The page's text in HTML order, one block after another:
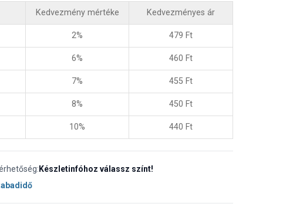
Kedvezmény mértéke Kedvezményes ár
2% 479 Ft
6% 460 Ft
7% 455 Ft
8% 450 Ft
10% 440 Ft
Készletinfóhoz válassz színt!